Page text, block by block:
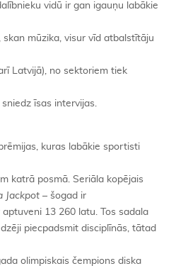
vidū ir gan igauņu labākie
mūzika, visur vīd atbalstītāju
Latvijā), no sektoriem tiek
īsas intervijas.
kuras labākie sportisti
katrā posmā. Seriāla kopējais
Jackpot – šogad ir
13 260 latu. Tos sadala
piecpadsmit disciplīnās, tātad
olimpiskais čempions diska